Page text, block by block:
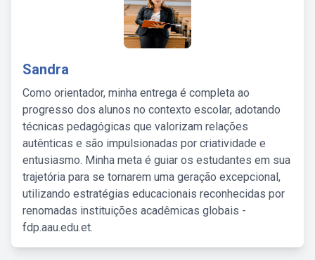
Sandra
Como orientador, minha entrega é completa ao
progresso dos alunos no contexto escolar, adotando
técnicas pedagógicas que valorizam relações
autênticas e são impulsionadas por criatividade e
entusiasmo. Minha meta é guiar os estudantes em sua
trajetória para se tornarem uma geração excepcional,
utilizando estratégias educacionais reconhecidas por
renomadas instituições acadêmicas globais -
fdp.aau.edu.et.